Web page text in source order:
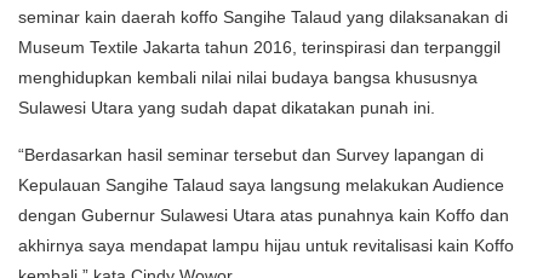
seminar kain daerah koffo Sangihe Talaud yang dilaksanakan di
Museum Textile Jakarta tahun 2016, terinspirasi dan terpanggil
menghidupkan kembali nilai nilai budaya bangsa khususnya
Sulawesi Utara yang sudah dapat dikatakan punah ini.
“Berdasarkan hasil seminar tersebut dan Survey lapangan di
Kepulauan Sangihe Talaud saya langsung melakukan Audience
dengan Gubernur Sulawesi Utara atas punahnya kain Koffo dan
akhirnya saya mendapat lampu hijau untuk revitalisasi kain Koffo